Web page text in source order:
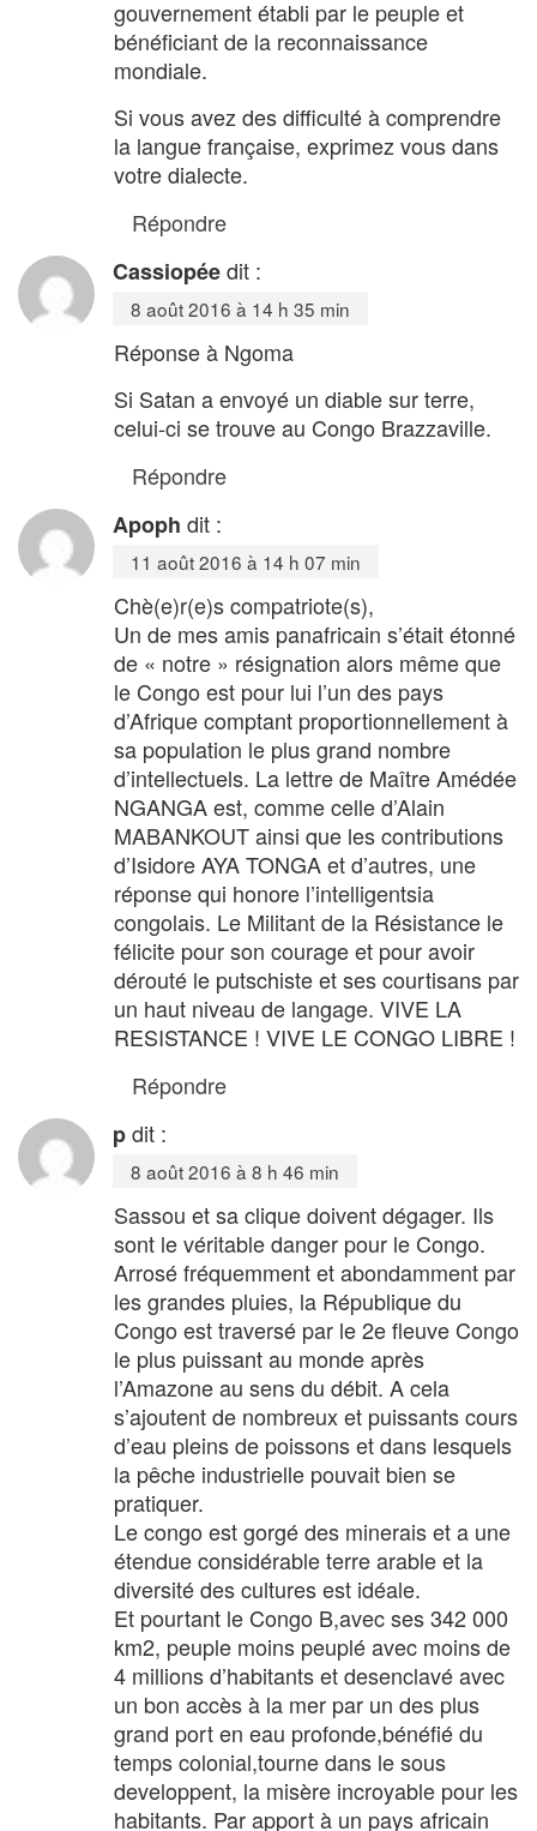
gouvernement établi par le peuple et
bénéficiant de la reconnaissance
mondiale.
Si vous avez des difficulté à comprendre
la langue française, exprimez vous dans
votre dialecte.
Répondre
Cassiopéedit :
8 août 2016 à 14 h 35 min
Réponse à Ngoma
Si Satan a envoyé un diable sur terre,
celui-ci se trouve au Congo Brazzaville.
Répondre
Apoph dit :
11 août 2016 à 14 h 07 min
Chè(e)r(e)s compatriote(s),
Un de mes amis panafricain s’était étonné
de « notre » résignation alors même que
le Congo est pour lui l’un des pays
d’Afrique comptant proportionnellement à
sa population le plus grand nombre
d’intellectuels. La lettre de Maître Amédée
NGANGA est, comme celle d’Alain
MABANKOUT ainsi que les contributions
d’Isidore AYA TONGA et d’autres, une
réponse qui honore l’intelligentsia
congolais. Le Militant de la Résistance le
félicite pour son courage et pour avoir
dérouté le putschiste et ses courtisans par
un haut niveau de langage. VIVE LA
RESISTANCE ! VIVE LE CONGO LIBRE !
Répondre
pdit :
8 août 2016 à 8 h 46 min
Sassou et sa clique doivent dégager. Ils
sont le véritable danger pour le Congo.
Arrosé fréquemment et abondamment par
les grandes pluies, la République du
Congo est traversé par le 2e fleuve Congo
le plus puissant au monde après
l’Amazone au sens du débit. A cela
s’ajoutent de nombreux et puissants cours
d’eau pleins de poissons et dans lesquels
la pêche industrielle pouvait bien se
pratiquer.
Le congo est gorgé des minerais et a une
étendue considérable terre arable et la
diversité des cultures est idéale.
Et pourtant le Congo B,avec ses 342 000
km2, peuple moins peuplé avec moins de
4 millions d’habitants et desenclavé avec
un bon accès à la mer par un des plus
grand port en eau profonde,bénéfié du
temps colonial,tourne dans le sous
developpent, la misère incroyable pour les
habitants. Par apport à un pays africain